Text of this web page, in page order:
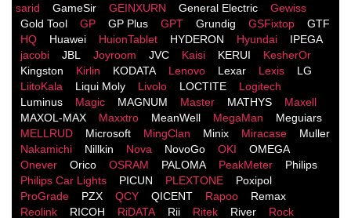
sarid
GameSir GEINXURN General Electric
Gewiss
Gold Tool
GP GP Plus GPT Grundig GSFixtop
GTF
HQ
Huawei HuionTablet HYDERON Hyundai
IPEGA
jacobi
JBL Joyroom JVC Kaisi KERUI
KesherOr
Kingston
Kirlin KODATA Lenovo Lexar Lexis
LG
LiitoKala
Liqui Moly Livolo LOCTITE
Logitech
Luminus
Magic MAGNUM Master MATHYS
Maxell
MAXOL-MAX
Maxxtro MeanWell MegaMan
Meguiars
MELLRUD
Microsoft MingClan Minix Miracase
Muller
Nakamichi
Nillkin Nova NovoGo OKI
OMEGA
Onever
Orico OSRAM PALOMA PeakMeter
Philips
Philips Car Lights
PICUN PLEXTONE
Poxipol
ProGrade
PZX QCY QICENT Rapoo
Remax
Reolink
RICOH RiDATA Rii Ritek River Rock